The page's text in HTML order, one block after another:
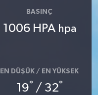
BASINÇ
1006 HPA hpa
EN DÜŞÜK / EN YÜKSEK
19° / 32°